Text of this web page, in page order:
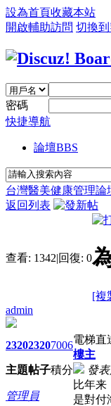
設為首頁收藏本站
開啟輔助訪問 切換到
密碼
快捷導航
論壇BBS
台灣醫美健康管理論
返回列表
查看: 1342|回復: 0
[複
admin
2320
主題
2320
帖子
7006
積分
管理員
電梯直
樓主
發
比年来
是對付